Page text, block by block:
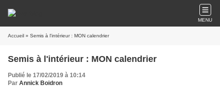
MENU
Accueil » Semis à l'intérieur : MON calendrier
Semis à l'intérieur : MON calendrier
Publié le 17/02/2019 à 10:14
Par Annick Boidron